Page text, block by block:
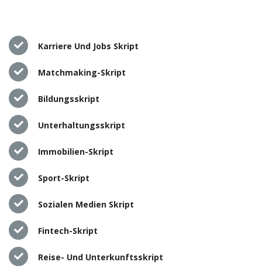
Karriere Und Jobs Skript
Matchmaking-Skript
Bildungsskript
Unterhaltungsskript
Immobilien-Skript
Sport-Skript
Sozialen Medien Skript
Fintech-Skript
Reise- Und Unterkunftsskript